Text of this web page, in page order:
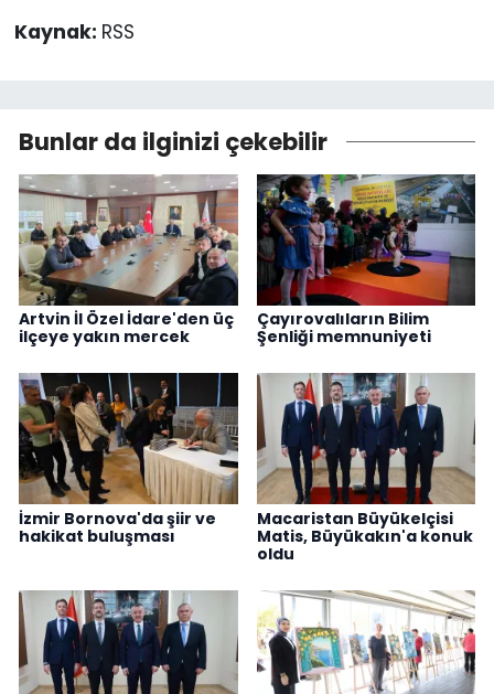
Kaynak: RSS
Bunlar da ilginizi çekebilir
Artvin İl Özel İdare'den üç
ilçeye yakın mercek
Çayırovalıların Bilim
Şenliği memnuniyeti
İzmir Bornova'da şiir ve
hakikat buluşması
Macaristan Büyükelçisi
Matis, Büyükakın'a konuk
oldu